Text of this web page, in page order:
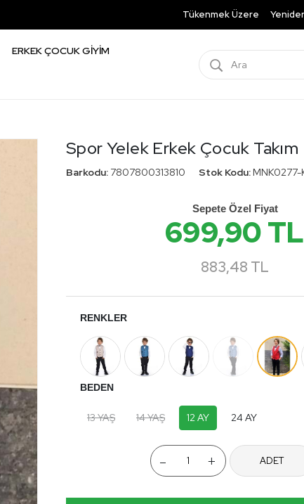
Tükenmek Üzere
ERKEK ÇOCUK GİYİM
Spor Yelek Erkek Çocuk Takım
Barkodu: 7807800313810 Stok Kodu: MNK0277-
Sepete Özel Fiyat
699,90 TL
883,48 TL
RENKLER
BEDEN
13 YAŞ 14 YAŞ 12 AY 24 AY
- + ADET